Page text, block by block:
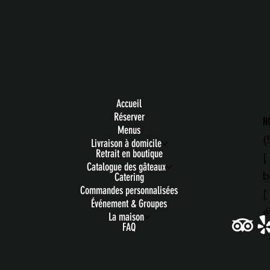
Accueil
Réserver
Menus
Livraison à domicile
Retrait en boutique
Catalogue des gâteaux
Catering
Commandes personnalisées
Événement & Groupes
La maison
FAQ
[
[
[